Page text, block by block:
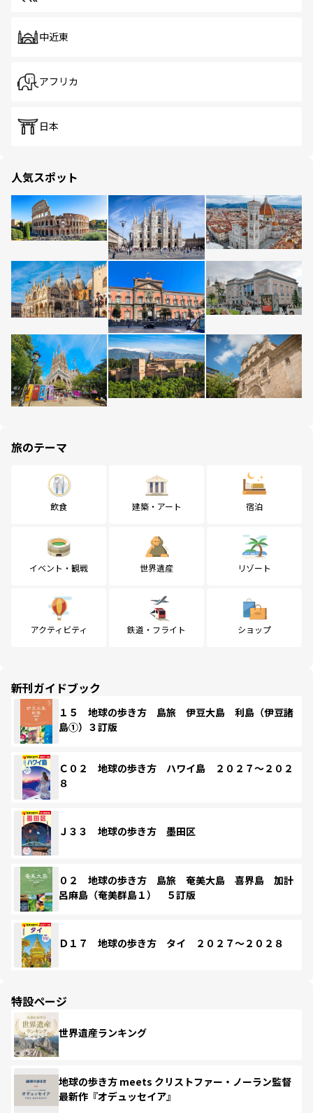
中近東
アフリカ
日本
人気スポット
旅のテーマ
飲食 建築・アート 宿泊
イベント・観戦 世界遺産 リゾート
アクティビティ 鉄道・フライト ショップ
新刊ガイドブック
１５ 地球の歩き方 島旅 伊豆大島 利島（伊豆諸
島①）３訂版
Ｃ０２ 地球の歩き方 ハワイ島 ２０２７～２０２
８
Ｊ３３ 地球の歩き方 墨田区
０２ 地球の歩き方 島旅 奄美大島 喜界島 加計
呂麻島（奄美群島１） ５訂版
Ｄ１７ 地球の歩き方 タイ ２０２７～２０２８
特設ページ
世界遺産ランキング
地球の歩き方 meets クリストファー・ノーラン監督
最新作『オデュッセイア』